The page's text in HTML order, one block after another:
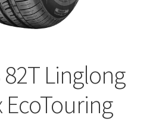
Linglong